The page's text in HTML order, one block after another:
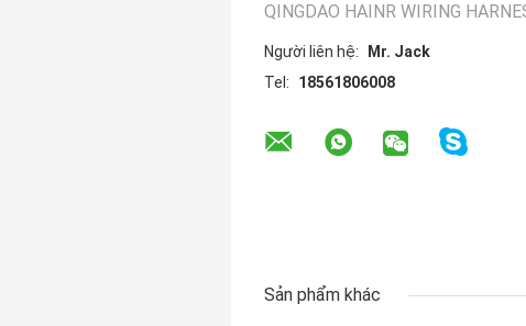
QINGDAO HAINR WIRING
Người liên hệ:
Mr. Jack
Tel:
18561806008
Sản phẩm khác